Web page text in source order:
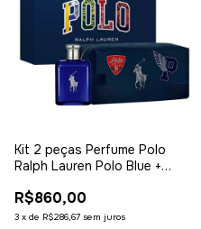
Kit 2 peças Perfume Polo
Ralph Lauren Polo Blue +
de Toilette - Masculino
R$860,00
3 x de R$286,67 sem juros